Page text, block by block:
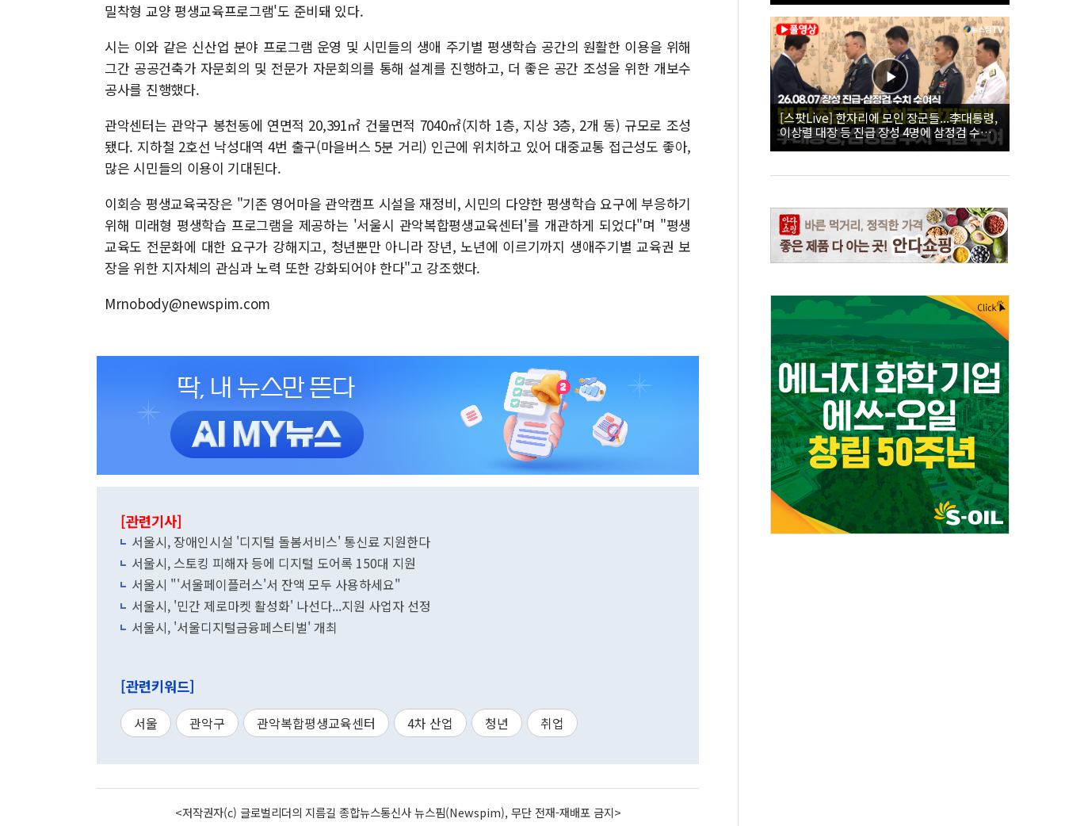
밀착형 교양 평생교육프로그램'도 준비돼 있다.
시는 이와 같은 신산업 분야 프로그램 운영 및 시민들의 생애 주기별 평생학습 공간의 원활한 이용을 위해
그간 공공건축가 자문회의 및 전문가 자문회의를 통해 설계를 진행하고, 더 좋은 공간 조성을 위한 개보수
공사를 진행했다.
관악센터는 관악구 봉천동에 연면적 20,391㎡ 건물면적 7040㎡(지하 1층, 지상 3층, 2개 동) 규모로 조성
됐다. 지하철 2호선 낙성대역 4번 출구(마을버스 5분 거리) 인근에 위치하고 있어 대중교통 접근성도 좋아,
많은 시민들의 이용이 기대된다.
이회승 평생교육국장은 "기존 영어마을 관악캠프 시설을 재정비, 시민의 다양한 평생학습 요구에 부응하기
위해 미래형 평생학습 프로그램을 제공하는 '서울시 관악복합평생교육센터'를 개관하게 되었다"며 "평생
교육도 전문화에 대한 요구가 강해지고, 청년뿐만 아니라 장년, 노년에 이르기까지 생애주기별 교육권 보
장을 위한 지자체의 관심과 노력 또한 강화되어야 한다"고 강조했다.
Mrnobody@newspim.com
[관련기사]
서울시, 장애인시설 '디지털 돌봄서비스' 통신료 지원한다
서울시, 스토킹 피해자 등에 디지털 도어록 150대 지원
서울시 "'서울페이플러스'서 잔액 모두 사용하세요"
서울시, '민간 제로마켓 활성화' 나선다...지원 사업자 선정
서울시, '서울디지털금융페스티벌' 개최
[관련키워드]
서울 관악구 관악복합평생교육센터 4차 산업 청년 취업
<저작권자(c) 글로벌리더의 지름길 종합뉴스통신사 뉴스핌(Newspim), 무단 전재-재배포 금지>
[스팟Live] 한자리에 모인 장군들...李대통령,
이상렬 대장 등 진급 장성 4명에 삼정검 수치
직접 수여｜26.08.07 장성 진급·삼정검 수치